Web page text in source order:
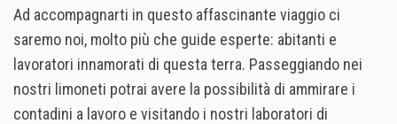
Ad accompagnarti in questo affascinante viaggio ci
saremo noi, molto più che guide esperte: abitanti e
lavoratori innamorati di questa terra. Passeggiando nei
nostri limoneti potrai avere la possibilità di ammirare i
contadini a lavoro e visitando i nostri laboratori di